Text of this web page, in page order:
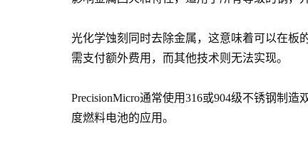
光化学蚀刻同时去除金属，这意味着可以在板
需支付额外费用，而其他技术则无法实现。
PrecisionMicro通常使用316或904级不锈钢制
度燃料电池的应用。